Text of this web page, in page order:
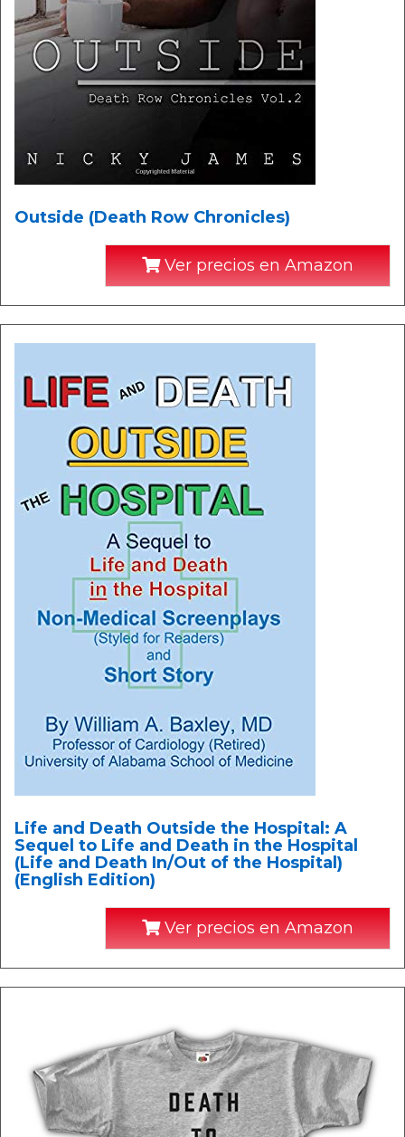
Outside (Death Row Chronicles)
Ver precios en Amazon
Life and Death Outside the Hospital: A
Sequel to Life and Death in the Hospital
(Life and Death In/Out of the Hospital)
(English Edition)
Ver precios en Amazon